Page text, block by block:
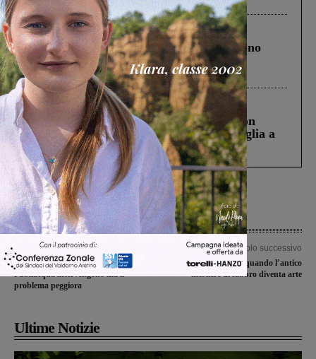
Cronaca 4 Agosto 2026
Un anno fa la strage in A1 in cui morirono
Gianni, Giulia e Franco. Lo schianto, il
processo, lo stop ai sorpassi fra tir....
Cronaca 3 Agosto 2026
Scomparso da una struttura di Castiglion
Fiorentino l’uomo che aveva ucciso la figlia a
Levane nel 2020
Articolo precedente
Perdite d’acqua: i tecnici di
Publiacqua intervengono ma il
problema peggiora
Articolo successivo
Arturo Badii: quando l’antico
mestiere di fabbro diventa arte
Ultime Notizie